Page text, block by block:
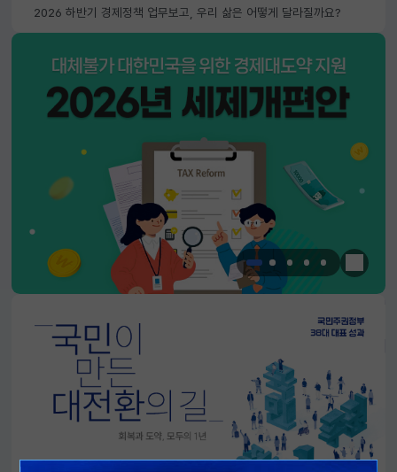
2026 하반기 경제정책 업무보고, 우리 삶은 어떻게 달라질까요?
한눈에